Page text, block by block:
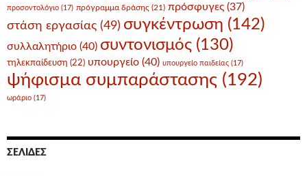
προσοντολόγιο (17) πρόγραμμα δράσης (21) πρόσφυγες (37)
στάση εργασίας (49) συγκέντρωση (142)
συλλαλητήριο (40) συντονισμός (130)
τηλεκπαίδευση (22) υπουργείο (40) υπουργείο παιδείας (17)
ψήφισμα συμπαράστασης (192)
ωράριο (17)
ΣΕΛΊΔΕΣ